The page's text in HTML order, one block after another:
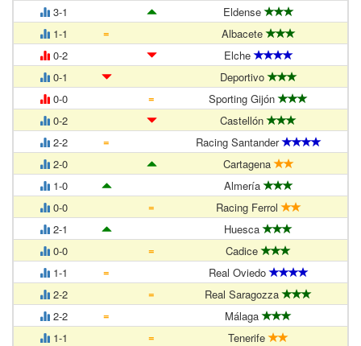
3-1
Eldense
1-1
=
Albacete
0-2
Elche
0-1
Deportivo
0-0
=
Sporting Gijón
0-2
Castellón
2-2
=
Racing Santander
2-0
Cartagena
1-0
Almería
0-0
=
Racing Ferrol
2-1
Huesca
0-0
=
Cadice
1-1
=
Real Oviedo
2-2
=
Real Saragozza
2-2
=
Málaga
1-1
=
Tenerife